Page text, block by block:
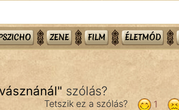
ZENE FILM ÉLETMÓD
" szólás?
1
Tetszik ez a szólás?